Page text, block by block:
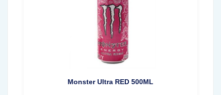
Monster Ultra RED 500ML